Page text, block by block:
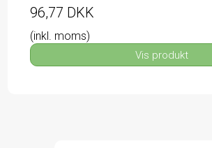
96,77 DKK
(inkl. moms)
Vis produkt